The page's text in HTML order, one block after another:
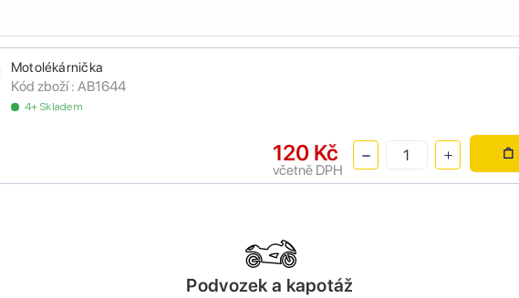
Motolékárnička
Kód zboží : AB1644
4+ Skladem
120 Kč
včetně DPH
Podvozek a kapotáž